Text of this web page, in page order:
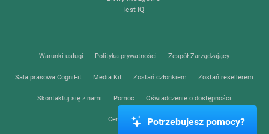
Test IQ
Warunki usługi Polityka prywatności Zespół Zarządzający
Sala prasowa CogniFit Media Kit Zostań członkiem Zostań resellerem
Skontaktuj się z nami Pomoc Oświadczenie o dostępności
Centrum zaufaniaPotrzebujesz pomocy?